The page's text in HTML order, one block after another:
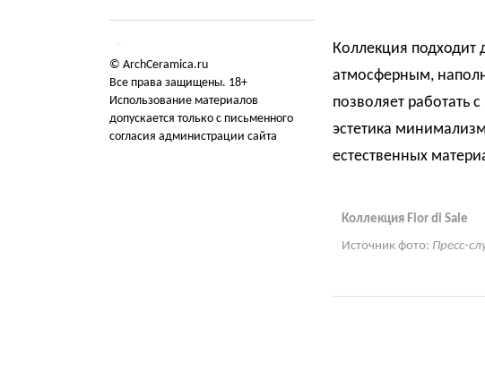
© ArchCeramica.ru
Все права защищены. 18+
Использование материалов
допускается только с письменного
согласия администрации сайта
Коллекция подходит
атмосферным,
позволяет работать
эстетика
естественных
Коллекция Fior di Sale
Источник фото: Пресс-